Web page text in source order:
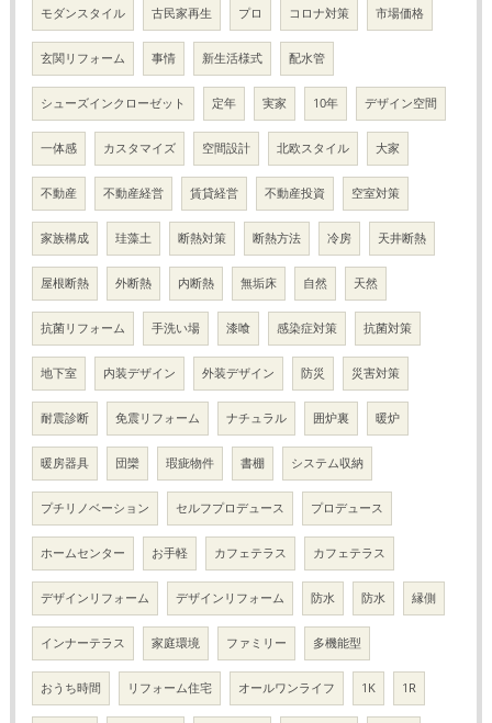
モダンスタイル 古民家再生 プロ コロナ対策 市場価格
玄関リフォーム 事情 新生活様式 配水管
シューズインクローゼット 定年 実家 10年 デザイン空間
一体感 カスタマイズ 空間設計 北欧スタイル 大家
不動産 不動産経営 賃貸経営 不動産投資 空室対策
家族構成 珪藻土 断熱対策 断熱方法 冷房 天井断熱
屋根断熱 外断熱 内断熱 無垢床 自然 天然
抗菌リフォーム 手洗い場 漆喰 感染症対策 抗菌対策
地下室 内装デザイン 外装デザイン 防災 災害対策
耐震診断 免震リフォーム ナチュラル 囲炉裏 暖炉
暖房器具 団欒 瑕疵物件 書棚 システム収納
プチリノベーション セルフプロデュース プロデュース
ホームセンター お手軽 カフェテラス カフェテラス
デザインリフォーム デザインリフォーム 防水 防水 縁側
インナーテラス 家庭環境 ファミリー 多機能型
おうち時間 リフォーム住宅 オールワンライフ 1K 1R